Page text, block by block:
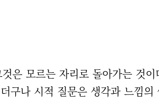
은 모르는 자리로 돌아가는 것
구나 시적 질문은 생각과 느낌